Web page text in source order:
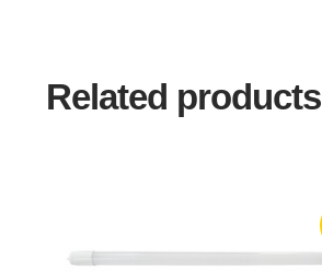
Related products